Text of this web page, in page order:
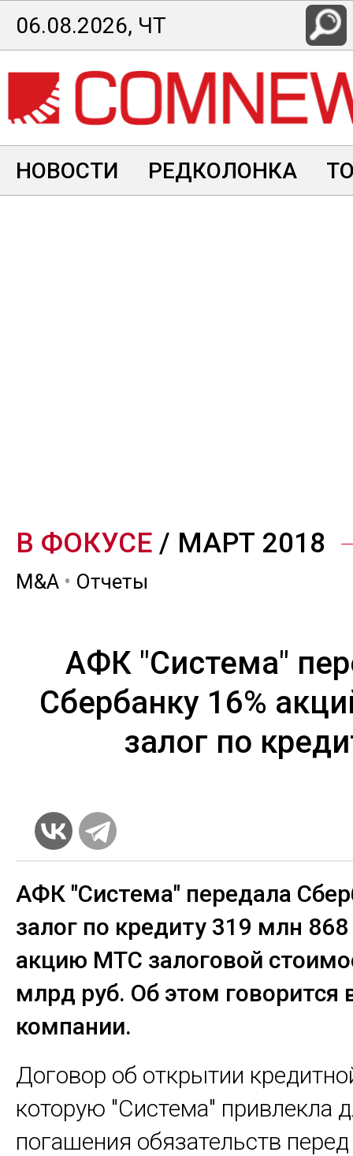
Перейти
к
основному
содержанию
06.08.2026, ЧТ
НОВОСТИ РЕДКОЛОНКА
В ФОКУСЕ / МАРТ 2018
M&A • Отчеты
АФК "Система"
Сбербанку 16%
залог по
АФК "Система" передала
залог по кредиту 319 млн
акцию МТС залоговой
млрд руб. Об этом говорится
компании.
Договор об открытии
которую "Система" привлекла
погашения обязательств перед